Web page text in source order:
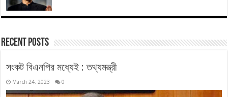
Recent Posts
সংকট বিএনপির মধ্যেই : তথ্যমন্ত্রী
March 24, 2023 0